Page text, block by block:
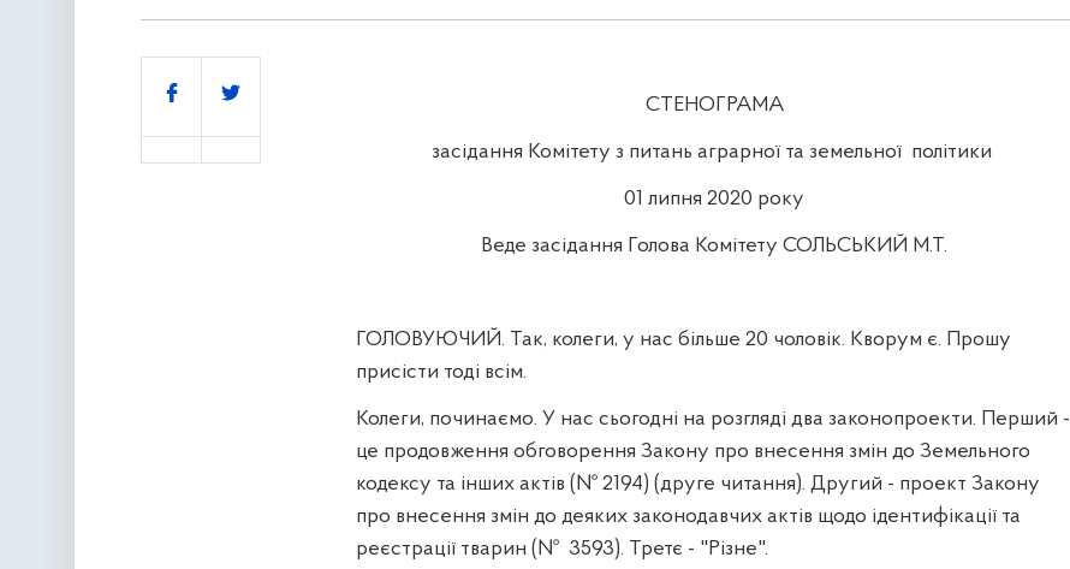
СТЕНОГРАМА
засідання Комітету з питань аграрної та земельної політики
01 липня 2020 року
Веде засідання Голова Комітету СОЛЬСЬКИЙ М.Т.
ГОЛОВУЮЧИЙ. Так, колеги, у нас більше 20 чоловік. Кворум є. Прошу
присісти тоді всім.
Колеги, починаємо. У нас сьогодні на розгляді два законопроекти. Перший -
це продовження обговорення Закону про внесення змін до Земельного
кодексу та інших актів (№ 2194) (друге читання). Другий - проект Закону
про внесення змін до деяких законодавчих актів щодо ідентифікації та
реєстрації тварин (№ 3593). Третє - "Різне".
Поділитись